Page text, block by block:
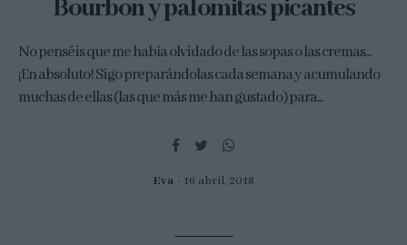
Bourbon y palomitas picantes
No penséis que me había olvidado de las sopas o las cremas...
¡En absoluto! Sigo preparándolas cada semana y acumulando
muchas de ellas (las que más me han gustado) para...
Eva 16 abril, 2018